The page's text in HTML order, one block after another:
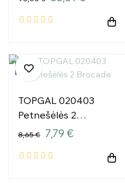
−10%
TOPGAL 020403
Petnešėlės 2
Brocade
8,65 € 7,79 €